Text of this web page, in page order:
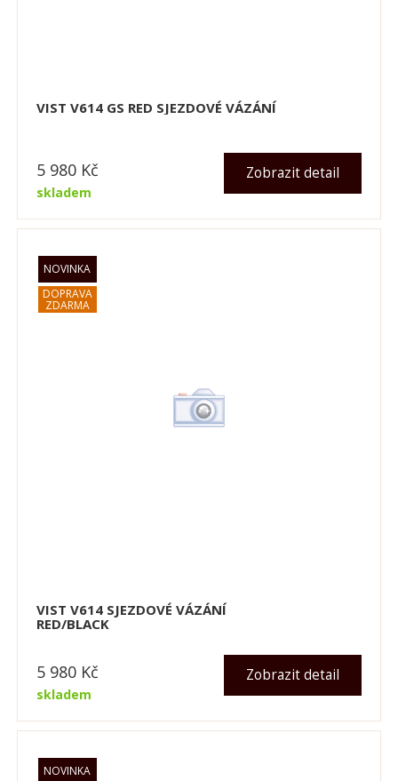
VIST V614 GS RED SJEZDOVÉ VÁZÁNÍ
skladem
Zobrazit detail
5 980 Kč
VIST V614 SJEZDOVÉ VÁZÁNÍ
RED/BLACK
skladem
Zobrazit detail
5 980 Kč